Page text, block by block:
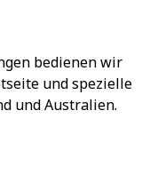
bedienen wir
und spezielle
und Australien.